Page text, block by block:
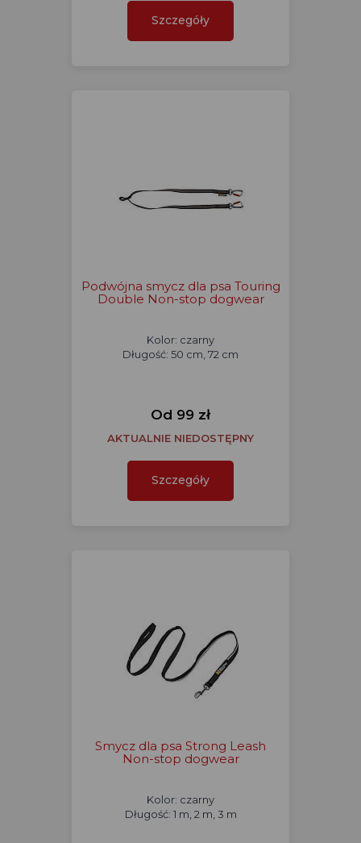
Szczegóły
Podwójna smycz dla psa Touring
Double Non-stop dogwear
Kolor: czarny
Długość: 50 cm, 72 cm
Od 99 zł
AKTUALNIE NIEDOSTĘPNY
Szczegóły
Smycz dla psa Strong Leash
Non-stop dogwear
Kolor: czarny
Długość: 1 m, 2 m, 3 m